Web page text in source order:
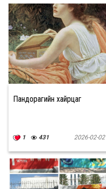
Пандорагийн хайрцаг
1 431 2026-02-02